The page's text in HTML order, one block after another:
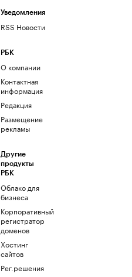
Уведомления
RSS Новости
РБК
О компании
Контактная
информация
Редакция
Размещение
рекламы
Другие
продукты
РБК
Облако для
бизнеса
Корпоративный
регистратор
доменов
Хостинг
сайтов
Рег.решения